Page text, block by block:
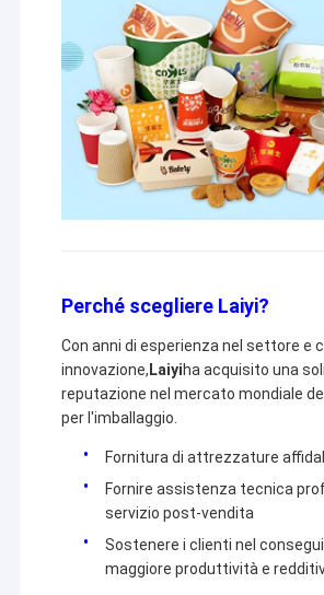
Perché scegliere Laiyi?
Con anni di esperienza nel settore e
innovazione, Laiyiha acquisito una
reputazione nel mercato mondiale
per l'imballaggio.
Fornitura di attrezzature
Fornire assistenza tecnica
servizio post-vendita
Sostenere i clienti nel
maggiore produttività e